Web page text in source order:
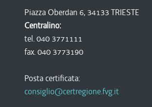
Piazza Oberdan 6, 34133 TRIESTE
Centralino:
tel. 040 3771111
fax. 040 3773190
Posta certificata:
consiglio@certregione.fvg.it